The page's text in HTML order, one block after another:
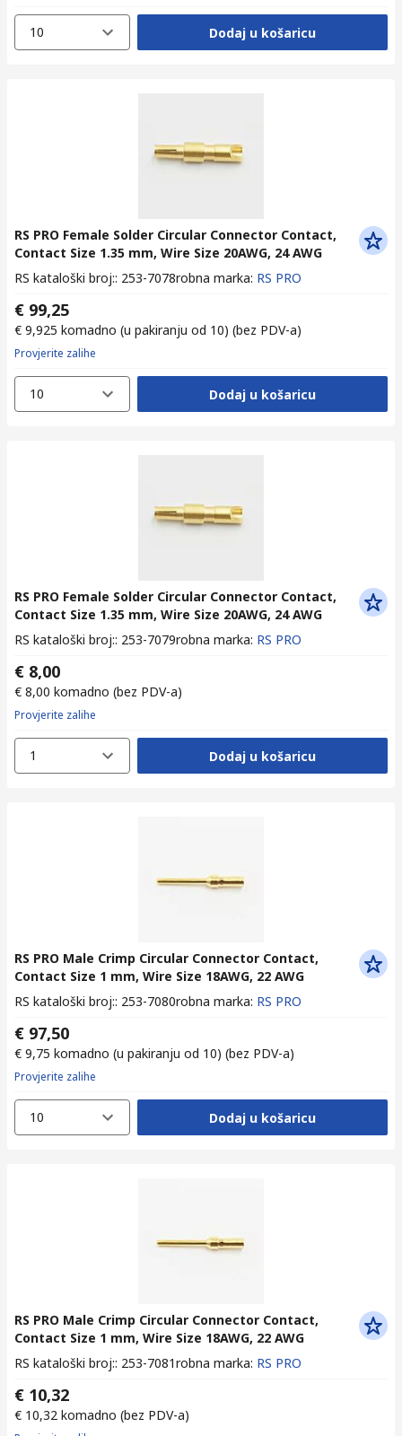
10 Dodaj u košaricu
RS PRO Female Solder Circular Connector Contact,
Contact Size 1.35 mm, Wire Size 20AWG, 24 AWG
RS kataloški broj:: 253-7078robna marka: RS PRO
€ 99,25
€ 9,925 komadno (u pakiranju od 10) (bez PDV-a)
Provjerite zalihe
10 Dodaj u košaricu
RS PRO Female Solder Circular Connector Contact,
Contact Size 1.35 mm, Wire Size 20AWG, 24 AWG
RS kataloški broj:: 253-7079robna marka: RS PRO
€ 8,00
€ 8,00 komadno (bez PDV-a)
Provjerite zalihe
1 Dodaj u košaricu
RS PRO Male Crimp Circular Connector Contact,
Contact Size 1 mm, Wire Size 18AWG, 22 AWG
RS kataloški broj:: 253-7080robna marka: RS PRO
€ 97,50
€ 9,75 komadno (u pakiranju od 10) (bez PDV-a)
Provjerite zalihe
10 Dodaj u košaricu
RS PRO Male Crimp Circular Connector Contact,
Contact Size 1 mm, Wire Size 18AWG, 22 AWG
RS kataloški broj:: 253-7081robna marka: RS PRO
€ 10,32
€ 10,32 komadno (bez PDV-a)